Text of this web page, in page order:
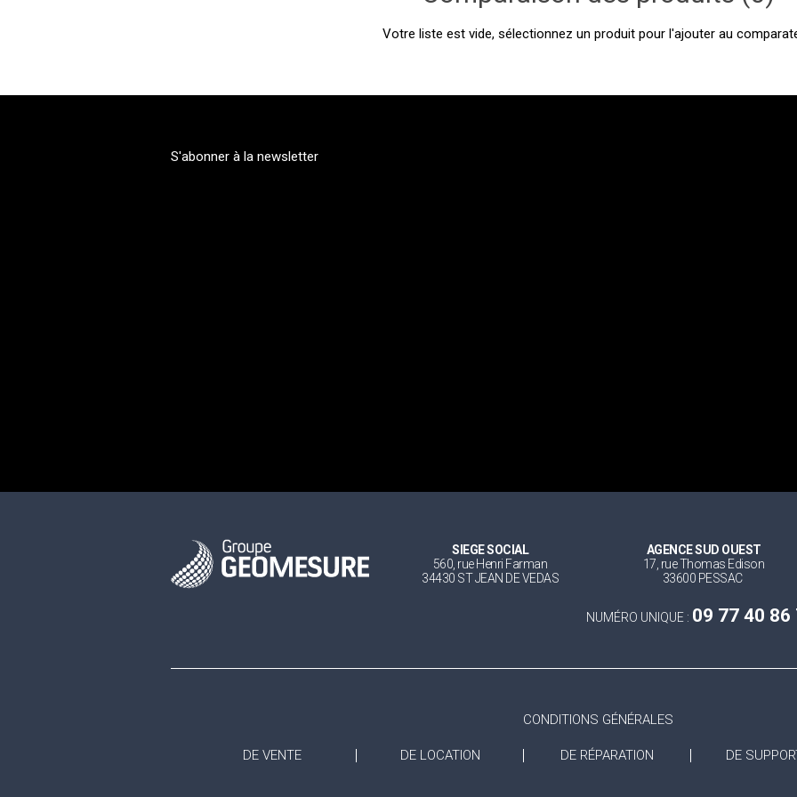
Votre liste est vide, sélectionnez un produit pour l'ajouter au
S'abonner à la newsletter
SIEGE SOCIAL
560, rue Henri Farman
34430 ST JEAN DE VEDAS
AGENCE SUD OUEST
17, rue Thomas Edison
33600 PESSAC
NUMÉRO UNIQUE : 09 77 40 86
CONDITIONS GÉNÉRALES
DE VENTE DE LOCATION DE RÉPARATION DE